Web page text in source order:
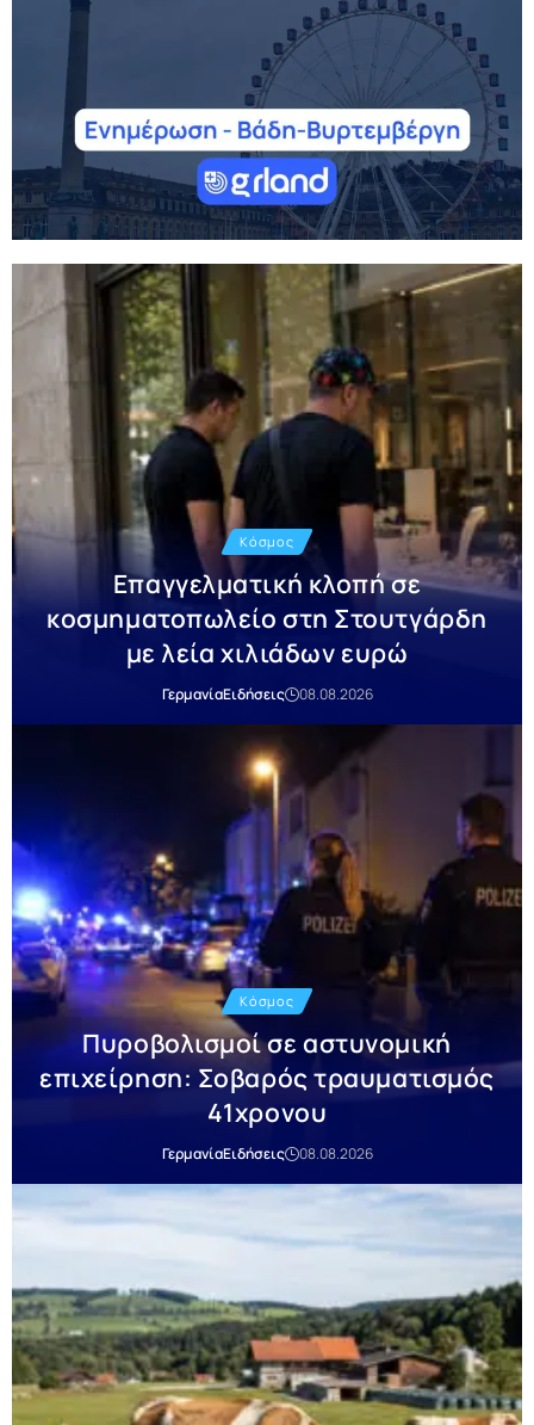
Κόσμος
Επαγγελματική κλοπή σε
κοσμηματοπωλείο στη Στουτγάρδη
με λεία χιλιάδων ευρώ
ΓερμανίαΕιδήσεις 08.08.2026
Κόσμος
Πυροβολισμοί σε αστυνομική
επιχείρηση: Σοβαρός τραυματισμός
41χρονου
ΓερμανίαΕιδήσεις 08.08.2026